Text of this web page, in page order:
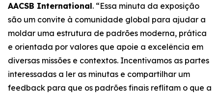
AACSB International. “Essa minuta da exposição
são um convite à comunidade global para ajudar a
moldar uma estrutura de padrões moderna, prática
e orientada por valores que apoie a excelência em
diversas missões e contextos. Incentivamos as partes
interessadas a ler as minutas e compartilhar um
feedback para que os padrões finais reflitam o que a